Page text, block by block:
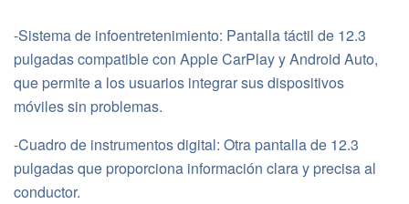
-Sistema de infoentretenimiento: Pantalla táctil de 12.3
pulgadas compatible con Apple CarPlay y Android Auto,
que permite a los usuarios integrar sus dispositivos
móviles sin problemas.
-Cuadro de instrumentos digital: Otra pantalla de 12.3
pulgadas que proporciona información clara y precisa al
conductor.